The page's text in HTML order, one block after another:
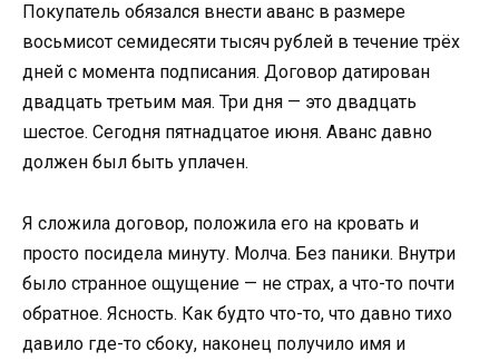
Покупатель обязался внести аванс в размере
восьмисот семидесяти тысяч рублей в течение трёх
дней с момента подписания. Договор датирован
двадцать третьим мая. Три дня — это двадцать
шестое. Сегодня пятнадцатое июня. Аванс давно
должен был быть уплачен.
Я сложила договор, положила его на кровать и
просто посидела минуту. Молча. Без паники. Внутри
было странное ощущение — не страх, а что-то почти
обратное. Ясность. Как будто что-то, что давно тихо
давило где-то сбоку, наконец получило имя и